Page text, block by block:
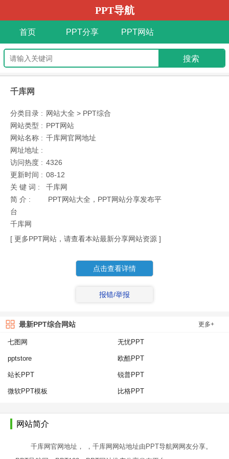
PPT导航
首页 PPT分享 PPT网站
千库网
分类目录 : 网站大全 > PPT综合
网站类型 : PPT网站
网站名称 : 千库网官网地址
网址地址 :
访问热度 : 4326
更新时间 : 08-12
关 键 词 :
千库网
简 介 :
PPT网站大全，PPT网站分享发布平
台
千库网
[ 更多PPT网站，请查看本站最新分享网站资源 ]
点击查看详情
报错/举报
最新PPT综合网站 更多+
七图网 无忧PPT
pptstore 欧酷PPT
站长PPT 锐普PPT
微软PPT模板 比格PPT
网站简介
千库网官网地址， ，千库网网站地址由PPT导航网网友分享。